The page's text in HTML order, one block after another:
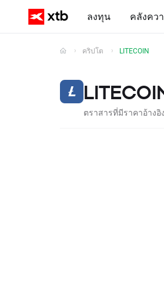
ลงทุน คลังคว
คริปโต LITECOIN
ตราสารที่มีราคาอ้างอิ